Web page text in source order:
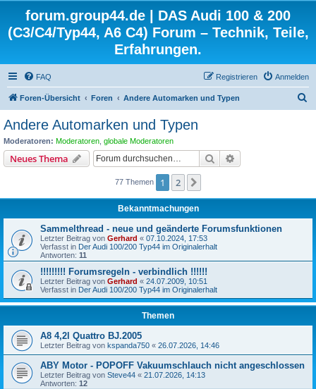
forum.group44.de | DAS Audi 100 & 200
(C3/C4/Typ44, A6 C4) Forum – Technik, Teile,
Erfahrungen.
FAQ Anmelden
Registrieren
Foren-Übersicht Foren Andere Automarken und Typen
Andere Automarken und Typen
Moderatoren: Moderatoren globale Moderatoren
Neues Thema Suche
77 Themen 1 2
Bekanntmachungen
Sammelthread - neue und geänderte Forumsfunktionen
Letzter Beitrag von Gerhard « 07.10.2024, 17:53
Verfasst in Der Audi 100/200 Typ44 im Originalerhalt
Antworten: 11
!!!!!!!!! Forumsregeln - verbindlich !!!!!!
Letzter Beitrag von Gerhard « 24.07.2009, 10:51
Verfasst in Der Audi 100/200 Typ44 im Originalerhalt
Themen
A8 4,2l Quattro BJ.2005
Letzter Beitrag von kspanda750 « 26.07.2026, 14:46
ABY Motor - POPOFF Vakuumschlauch nicht angeschlossen
Letzter Beitrag von Steve44 « 21.07.2026, 14:13
Antworten: 12